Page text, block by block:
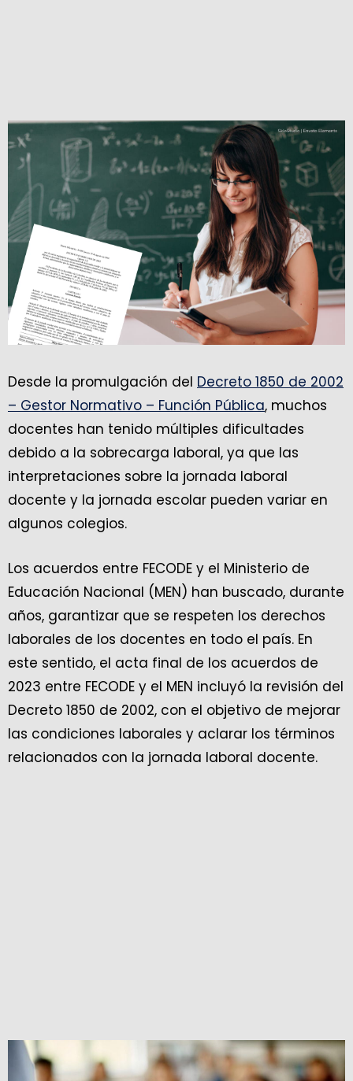
Desde la promulgación del Decreto 1850 de 2002
– Gestor Normativo – Función Pública, muchos
docentes han tenido múltiples dificultades
debido a la sobrecarga laboral, ya que las
interpretaciones sobre la jornada laboral
docente y la jornada escolar pueden variar en
algunos colegios.
Los acuerdos entre FECODE y el Ministerio de
Educación Nacional (MEN) han buscado, durante
años, garantizar que se respeten los derechos
laborales de los docentes en todo el país. En
este sentido, el acta final de los acuerdos de
2023 entre FECODE y el MEN incluyó la revisión del
Decreto 1850 de 2002, con el objetivo de mejorar
las condiciones laborales y aclarar los términos
relacionados con la jornada laboral docente.